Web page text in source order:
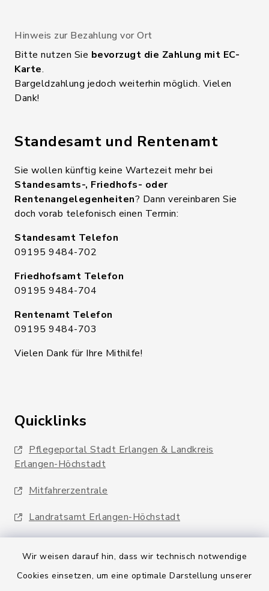
Wir weisen darauf hin, dass wir technisch notwendige
Cookies einsetzen, um eine optimale Darstellung unserer
Hinweis zur Bezahlung vor Ort
Bitte nutzen Sie bevorzugt die Zahlung mit EC-
Karte.
Bargeldzahlung jedoch weiterhin möglich. Vielen
Dank!
Standesamt und Rentenamt
Sie wollen künftig keine Wartezeit mehr bei
Standesamts-, Friedhofs- oder
Rentenangelegenheiten? Dann vereinbaren Sie
doch vorab telefonisch einen Termin:
Standesamt Telefon
09195 9484-702
Friedhofsamt Telefon
09195 9484-704
Rentenamt Telefon
09195 9484-703
Vielen Dank für Ihre Mithilfe!
Quicklinks
Pflegeportal Stadt Erlangen & Landkreis
Erlangen-Höchstadt
Mitfahrerzentrale
Landratsamt Erlangen-Höchstadt